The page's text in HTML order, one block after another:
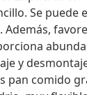
Se puede
Además,
y
pan comido